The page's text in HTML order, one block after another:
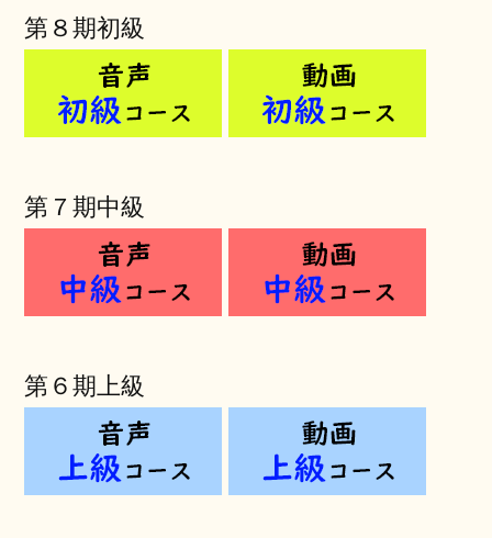
第８期初級
第７期中級
第６期上級